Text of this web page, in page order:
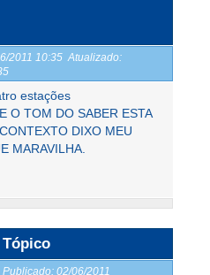
2011 10:35 Atualizado:
estações
O TOM DO SABER ESTA
DIXO MEU
MARAVILHA.
Tópico
Publicado: 02/06/2011